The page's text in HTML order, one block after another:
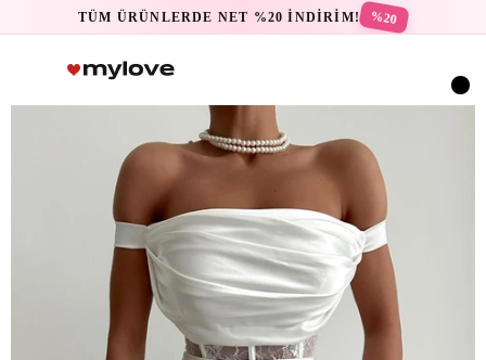
TÜM ÜRÜNLERDE NET %20 İNDİRİM! %20